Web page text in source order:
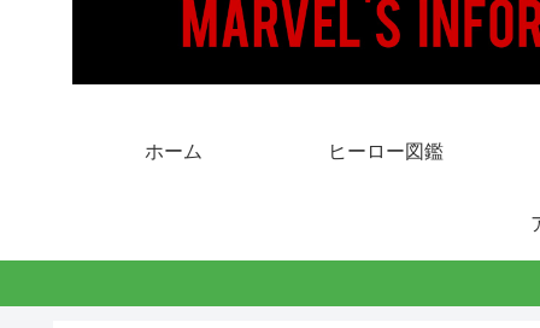
ホーム ヒーロー図鑑